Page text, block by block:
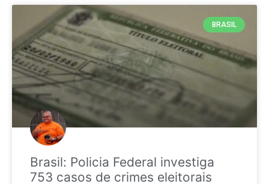
BRASIL
Brasil: Policia Federal investiga
753 casos de crimes eleitorais